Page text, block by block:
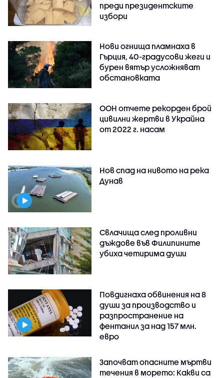
преди президентските
избори
Нови огнища пламнаха в
Гърция, 40-градусови жеги и
бурен вятър усложняват
обстановката
ООН отчете рекорден брой
цивилни жертви в Украйна
от 2022 г. насам
Нов спад на нивото на река
Дунав
Свлачища след проливни
дъждове във Филипините
убиха четирима души
Повдигнаха обвинения на 8
души за производство и
разпространение на
фентанил за над 157 млн.
евро
Започват опасните мъртви
течения в морето: Какви са